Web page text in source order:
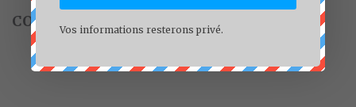
COMMENTAIRE
Vos informations resterons privé.